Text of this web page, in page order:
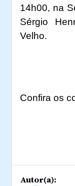
14h00, na
Sérgio
Velho.
Confira os
Autor(a):